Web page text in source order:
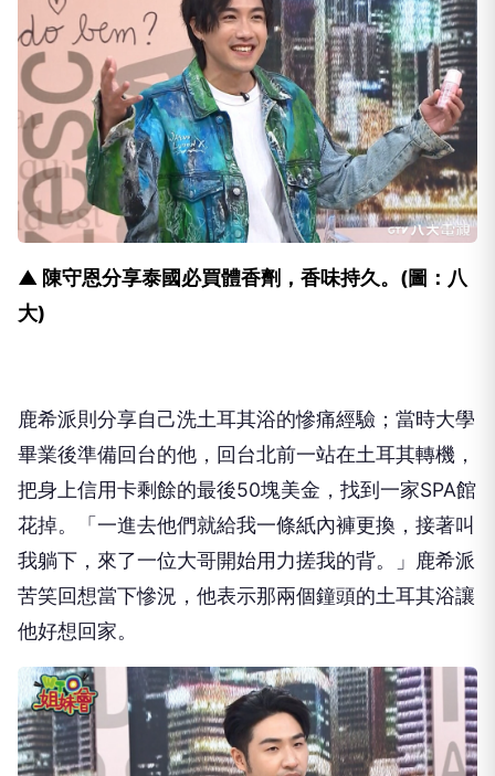
▲ 陳守恩分享泰國必買體香劑，香味持久。(圖：八
大)
鹿希派則分享自己洗土耳其浴的慘痛經驗； 當時大學
畢業後準備回台的他，回台北前一站在土耳其轉機，
把身上信用卡剩餘的最後50塊美金，找到一家SPA館
花掉。「 一進去他們就給我一條紙內褲更換，接著叫
我躺下， 來了一位大哥開始用力搓我的背。」鹿希派
苦笑回想當下慘況， 他表示那兩個鐘頭的土耳其浴讓
他好想回家。